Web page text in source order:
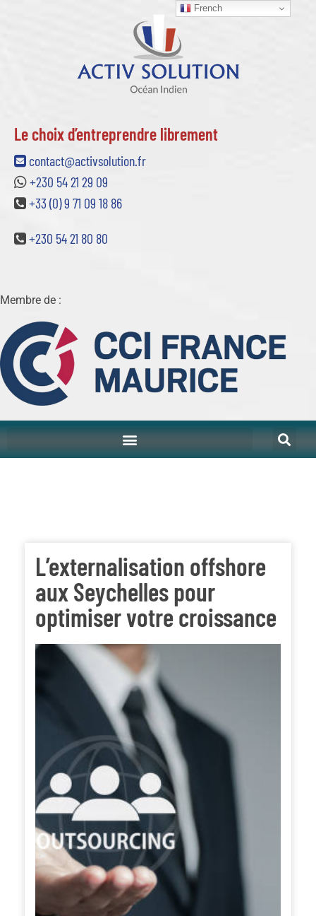
Le choix d’entreprendre librement
contact@activsolution.fr
+230 54 21 29 09
+33 (0) 9 71 09 18 86
+230 54 21 80 80
Membre de :
L’externalisation offshore
aux Seychelles pour
optimiser votre croissance
French